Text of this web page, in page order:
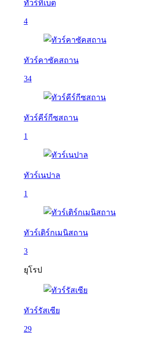
ทัวร์ทิเบต
4
ทัวร์คาซัคสถาน
34
ทัวร์คีร์กีซสถาน
1
ทัวร์เนปาล
1
ทัวร์เติร์กเมนิสถาน
3
ยุโรป
ทัวร์รัสเซีย
29